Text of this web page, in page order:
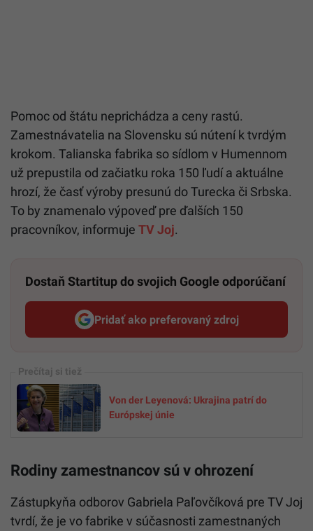
Pomoc od štátu neprichádza a ceny rastú.
Zamestnávatelia na Slovensku sú nútení k tvrdým
krokom. Talianska fabrika so sídlom v Humennom
už prepustila od začiatku roka 150 ľudí a aktuálne
hrozí, že časť výroby presunú do Turecka či Srbska.
To by znamenalo výpoveď pre ďalších 150
pracovníkov, informuje TV Joj.
Dostaň Startitup do svojich Google odporúčaní
Pridať ako preferovaný zdroj
Startitup, odkaz sa otvorí v
Von der Leyenová: Ukrajina patrí do
Európskej únie
Rodiny zamestnancov sú v ohrození
Zástupkyňa odborov Gabriela Paľovčíková pre TV Joj
tvrdí, že je vo fabrike v súčasnosti zamestnaných